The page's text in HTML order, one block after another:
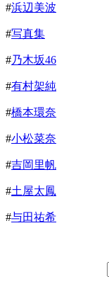
#浜辺美波
#写真集
#乃木坂46
#有村架純
#橋本環奈
#小松菜奈
#吉岡里帆
#土屋太鳳
#与田祐希